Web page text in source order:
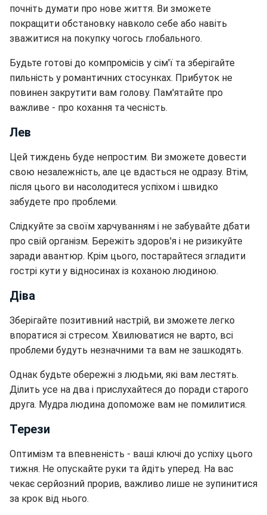
почніть думати про нове життя. Ви зможете
покращити обстановку навколо себе або навіть
зважитися на покупку чогось глобального.
Будьте готові до компромісів у сім'ї та зберігайте
пильність у романтичних стосунках. Прибуток не
повинен закрутити вам голову. Пам'ятайте про
важливе - про кохання та чесність.
Лев
Цей тиждень буде непростим. Ви зможете довести
свою незалежність, але це вдасться не одразу. Втім,
після цього ви насолодитеся успіхом і швидко
забудете про проблеми.
Слідкуйте за своїм харчуванням і не забувайте дбати
про свій організм. Бережіть здоров'я і не ризикуйте
заради авантюр. Крім цього, постарайтеся згладити
гострі кути у відносинах із коханою людиною.
Діва
Зберігайте позитивний настрій, ви зможете легко
впоратися зі стресом. Хвилюватися не варто, всі
проблеми будуть незначними та вам не зашкодять.
Однак будьте обережні з людьми, які вам лестять.
Ділить усе на два і прислухайтеся до поради старого
друга. Мудра людина допоможе вам не помилитися.
Терези
Оптимізм та впевненість - ваші ключі до успіху цього
тижня. Не опускайте руки та йдіть уперед. На вас
чекає серйозний прорив, важливо лише не зупинитися
за крок від нього.